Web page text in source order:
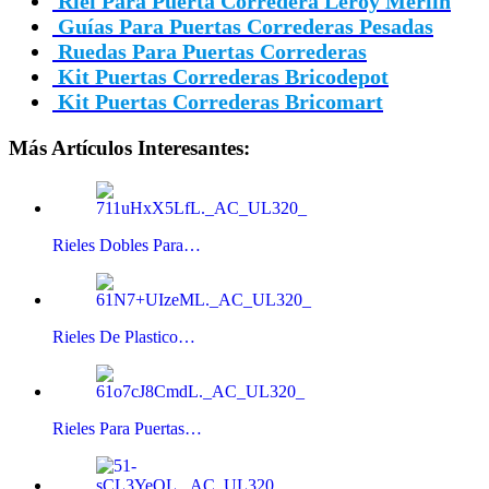
Guías Para Puertas Correderas Pesadas
Ruedas Para Puertas Correderas
Kit Puertas Correderas Bricodepot
Kit Puertas Correderas Bricomart
Más Artículos Interesantes:
Rieles Dobles Para…
Rieles De Plastico…
Rieles Para Puertas…